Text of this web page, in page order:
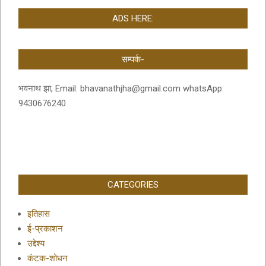
ADS HERE:
सम्पर्क-
भवनाथ झा, Email: bhavanathjha@gmail.com whatsApp:
9430676240
CATEGORIES
इतिहास
ई-प्रकाशन
उद्देश्य
कंटक-शोधन